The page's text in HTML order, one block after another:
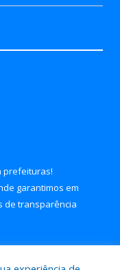
prefeituras!
garantimos em
de transparência